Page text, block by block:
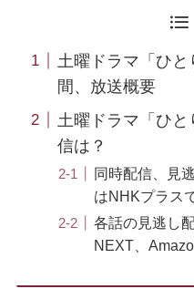
土曜ドラマ「ひ
間、放送概要
土曜ドラマ「ひ
信は？
同時配信、見
はNHKプラス
各話の見逃し
NEXT、